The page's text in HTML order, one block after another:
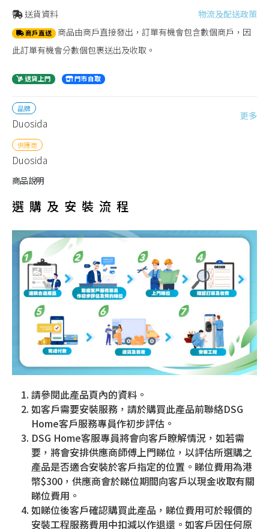
送貨資料 物流及配送政策
商戶直送 商品由商戶直接發出，訂單有機會包含數個商戶，因
此訂單有機會分數個包裹送出及收取。
送貨上門 門市自取
品牌
Duosida
更多
供應商
Duosida
商品說明
選購及安裝流程
請參閱此產品頁內的資料。
如客戶需要安裝服務，請於購買此產品前聯絡DSG
Home客戶服務專員作初步評估。
DSG Home客服專員將會向客戶瞭解情況，如若需
要，將會安排供應商師傅上門睇位，以評估所選購之
產品是否適合安裝於客戶指定的位置。睇位費用為港
幣$300，供應商會於睇位期間向客戶以現金收取有關
睇位費用。
如睇位後客戶確認購買此產品，睇位費用可於報價的
安裝工程服務費用中扣減以作退還。如客戶因任何原